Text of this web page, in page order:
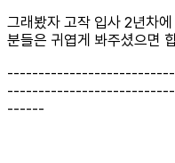
그래봤자 고작 입사 2년차
분들은 귀엽게 봐주셨으면
------